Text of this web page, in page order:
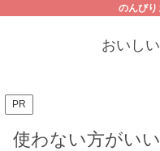
のんびり
おいし
PR
使わない方がい